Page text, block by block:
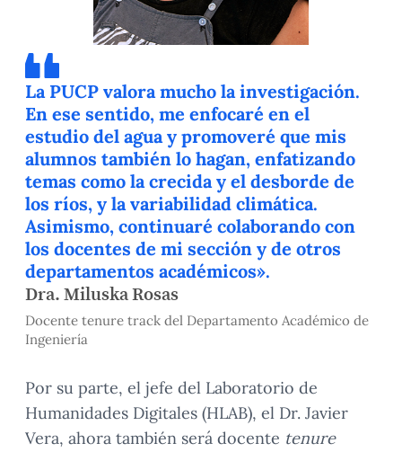
La PUCP valora mucho la investigación.
En ese sentido, me enfocaré en el
estudio del agua y promoveré que mis
alumnos también lo hagan, enfatizando
temas como la crecida y el desborde de
los ríos, y la variabilidad climática.
Asimismo, continuaré colaborando con
los docentes de mi sección y de otros
departamentos académicos».
Dra. Miluska Rosas
Docente tenure track del Departamento Académico de
Ingeniería
Por su parte, el jefe del Laboratorio de
Humanidades Digitales (HLAB), el Dr. Javier
Vera, ahora también será docente tenure